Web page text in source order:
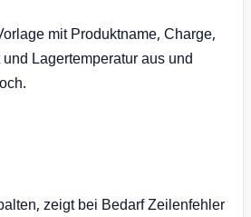
mit Produktname, Charge,
Lagertemperatur aus und
zeigt bei Bedarf Zeilenfehler